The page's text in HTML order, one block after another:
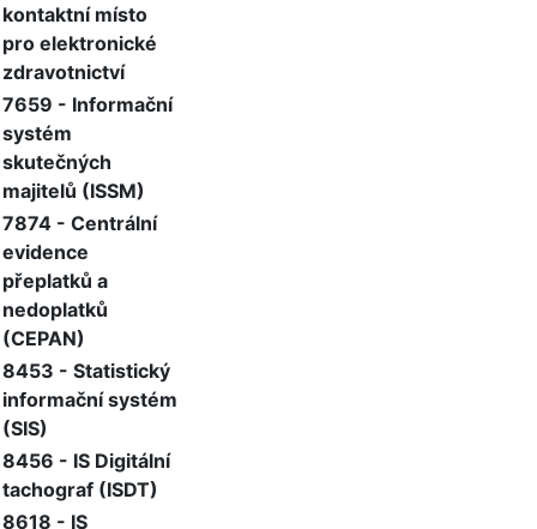
kontaktní místo
pro elektronické
zdravotnictví
7659 - Informační
systém
skutečných
majitelů (ISSM)
7874 - Centrální
evidence
přeplatků a
nedoplatků
(CEPAN)
8453 - Statistický
informační systém
(SIS)
8456 - IS Digitální
tachograf (ISDT)
8618 - IS